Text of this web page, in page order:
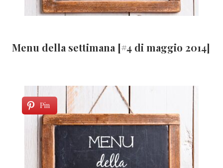
Menu della settimana [#4 di maggio 2014]
Pin